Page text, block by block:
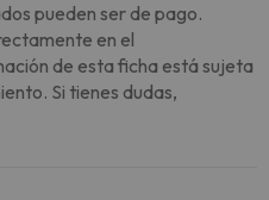
pueden ser de pago.
en el
de esta ficha está sujeta
Si tienes dudas,